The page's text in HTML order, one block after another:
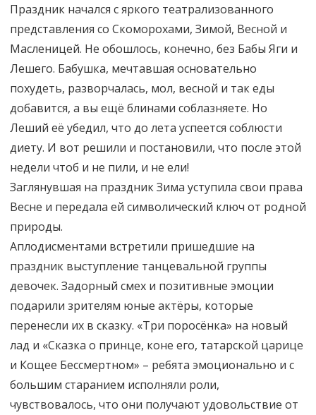
Праздник начался с яркого театрализованного
представления со Скоморохами, Зимой, Весной и
Масленицей. Не обошлось, конечно, без Бабы Яги и
Лешего. Бабушка, мечтавшая основательно
похудеть, разворчалась, мол, весной и так еды
добавится, а вы ещё блинами соблазняете. Но
Леший её убедил, что до лета успеется соблюсти
диету. И вот решили и постановили, что после этой
недели чтоб и не пили, и не ели!
Заглянувшая на праздник Зима уступила свои права
Весне и передала ей символический ключ от родной
природы.
Аплодисментами встретили пришедшие на
праздник выступление танцевальной группы
девочек. Задорный смех и позитивные эмоции
подарили зрителям юные актёры, которые
перенесли их в сказку. «Три поросёнка» на новый
лад и «Сказка о принце, коне его, татарской царице
и Кощее Бессмертном» – ребята эмоционально и с
большим старанием исполняли роли,
чувствовалось, что они получают удовольствие от